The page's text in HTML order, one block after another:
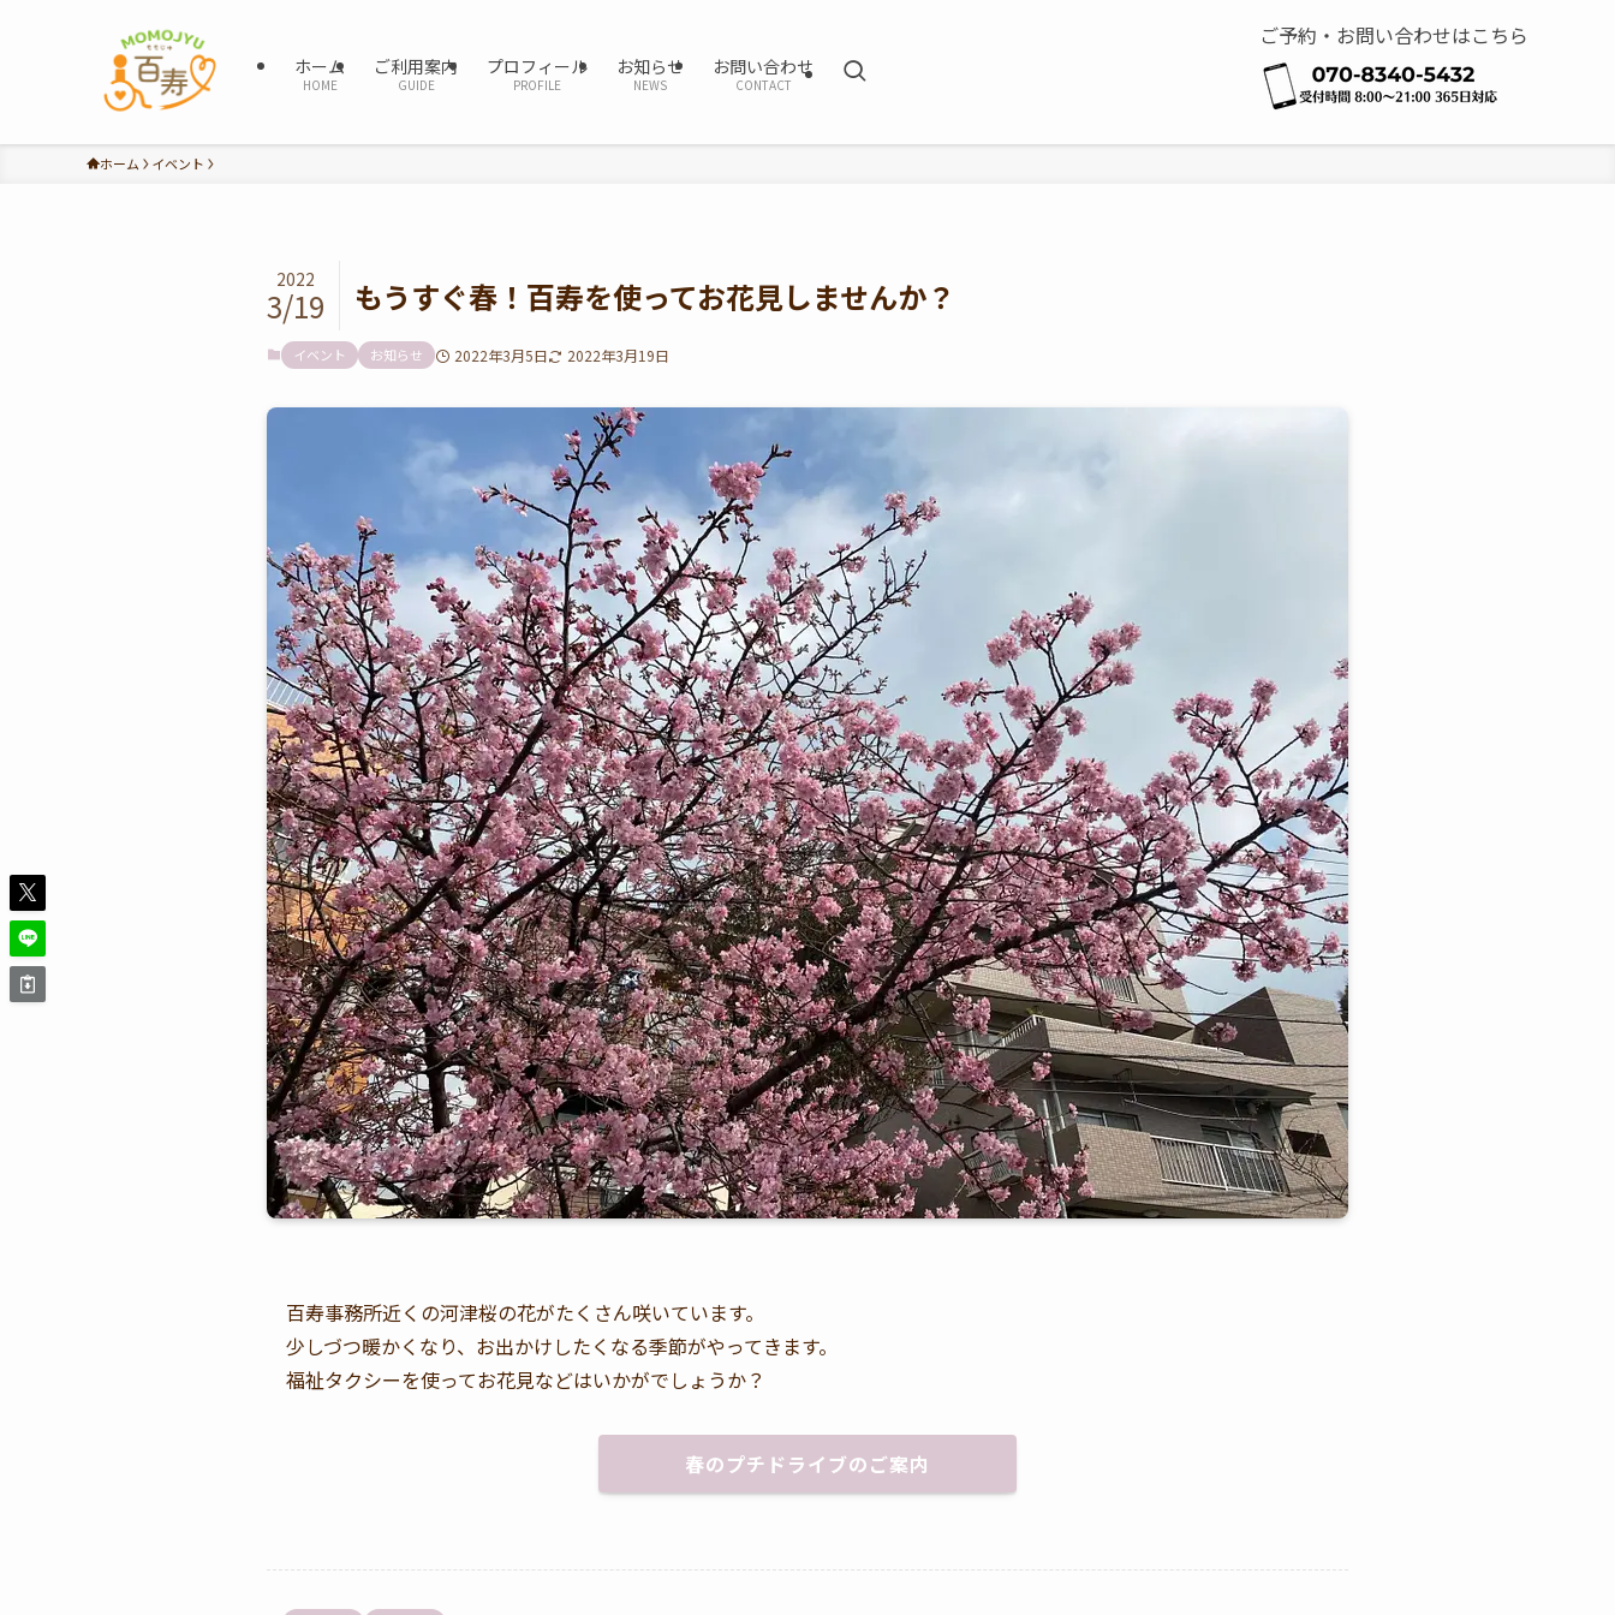
ホーム
HOME
ご利用案内
GUIDE
プロフィール
PROFILE
お知らせ
NEWS
お問い合わせ
CONTACT
ご予約・お問い合わせはこちら
ホーム イベント
もうすぐ春！百寿を使ってお花見しませんか？
2022
3/19
イベント お知らせ 2022年3月5日 2022年3月19日
百寿事務所近くの河津桜の花がたくさん咲いています。
少しづつ暖かくなり、お出かけしたくなる季節がやってきます。
福祉タクシーを使ってお花見などはいかがでしょうか？
春のプチドライブのご案内